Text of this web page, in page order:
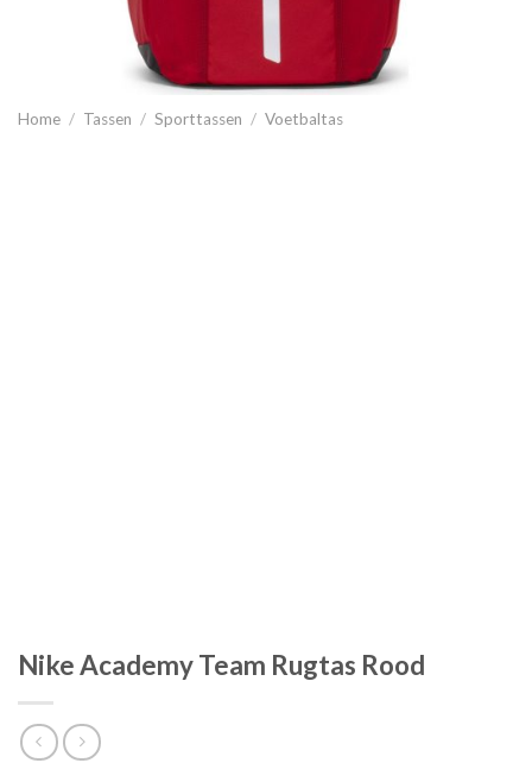
Home / Tassen / Sporttassen / Voetbaltas
Nike Academy Team Rugtas Rood